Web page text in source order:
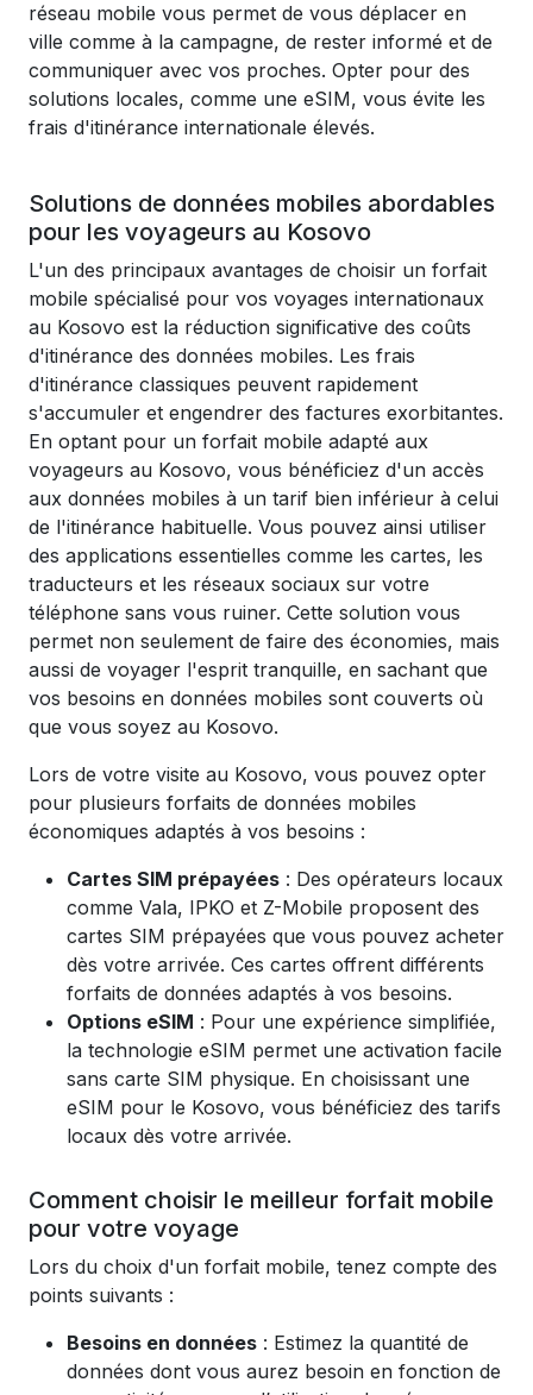
réseau mobile vous permet de vous déplacer en
ville comme à la campagne, de rester informé et de
communiquer avec vos proches. Opter pour des
solutions locales, comme une eSIM, vous évite les
frais d'itinérance internationale élevés.
Solutions de données mobiles abordables
pour les voyageurs au Kosovo
L'un des principaux avantages de choisir un forfait
mobile spécialisé pour vos voyages internationaux
au Kosovo est la réduction significative des coûts
d'itinérance des données mobiles. Les frais
d'itinérance classiques peuvent rapidement
s'accumuler et engendrer des factures exorbitantes.
En optant pour un forfait mobile adapté aux
voyageurs au Kosovo, vous bénéficiez d'un accès
aux données mobiles à un tarif bien inférieur à celui
de l'itinérance habituelle. Vous pouvez ainsi utiliser
des applications essentielles comme les cartes, les
traducteurs et les réseaux sociaux sur votre
téléphone sans vous ruiner. Cette solution vous
permet non seulement de faire des économies, mais
aussi de voyager l'esprit tranquille, en sachant que
vos besoins en données mobiles sont couverts où
que vous soyez au Kosovo.
Lors de votre visite au Kosovo, vous pouvez opter
pour plusieurs forfaits de données mobiles
économiques adaptés à vos besoins :
Cartes SIM prépayées : Des opérateurs locaux
comme Vala, IPKO et Z-Mobile proposent des
cartes SIM prépayées que vous pouvez acheter
dès votre arrivée. Ces cartes offrent différents
forfaits de données adaptés à vos besoins.
Options eSIM : Pour une expérience simplifiée,
la technologie eSIM permet une activation facile
sans carte SIM physique. En choisissant une
eSIM pour le Kosovo, vous bénéficiez des tarifs
locaux dès votre arrivée.
Comment choisir le meilleur forfait mobile
pour votre voyage
Lors du choix d'un forfait mobile, tenez compte des
points suivants :
Besoins en données : Estimez la quantité de
données dont vous aurez besoin en fonction de